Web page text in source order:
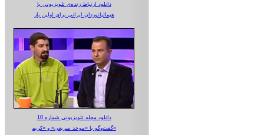
دانلود ارتباط زنده‌ی تلویزیونی‌ با
هیمالیانوردان ایرانی برای اولین بار
دانلود مجله تلویزیونی شماره 10
گفت‌وگو با «موحد سریعی» و «کریم»